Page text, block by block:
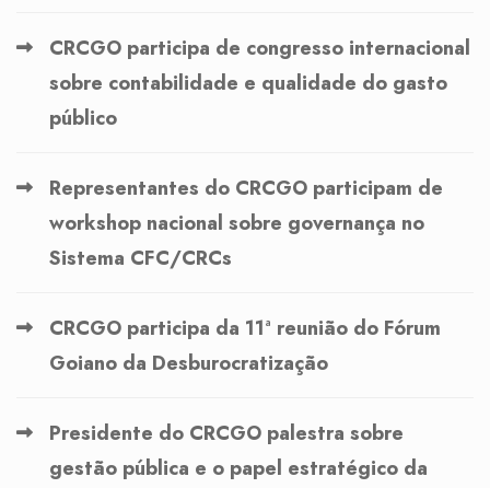
CRCGO participa de congresso internacional
sobre contabilidade e qualidade do gasto
público
Representantes do CRCGO participam de
workshop nacional sobre governança no
Sistema CFC/CRCs
CRCGO participa da 11ª reunião do Fórum
Goiano da Desburocratização
Presidente do CRCGO palestra sobre
gestão pública e o papel estratégico da